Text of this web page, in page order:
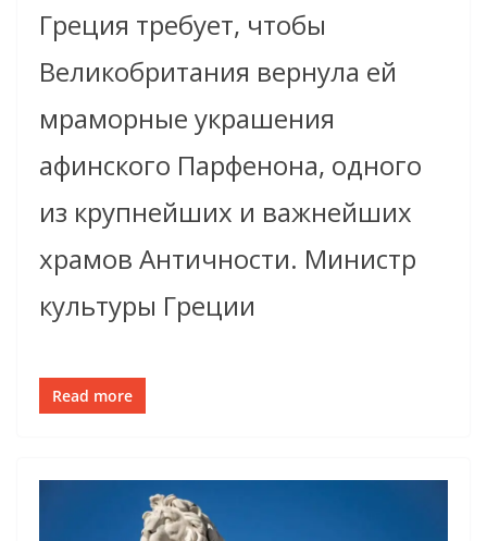
Греция требует, чтобы
Великобритания вернула ей
мраморные украшения
афинского Парфенона, одного
из крупнейших и важнейших
храмов Античности. Министр
культуры Греции
Read more